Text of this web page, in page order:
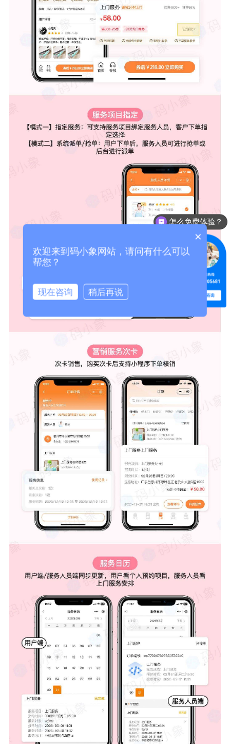
怎么免费体验？
系统会更新吗
×
欢迎来到码小象网站，请问有什么可以
帮您？
现在咨询 稍后再说